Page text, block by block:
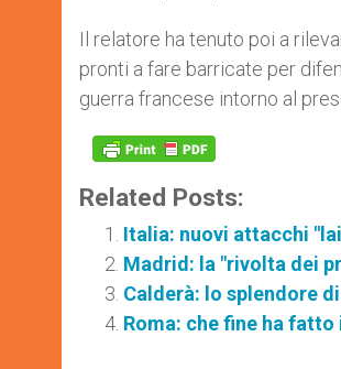
Il relatore ha tenuto poi a
pronti a fare barricate per
guerra francese intorno al
Related Posts:
Italia: nuovi attacchi
Madrid: la "rivolta dei
Calderà: lo splendore
Roma: che fine ha